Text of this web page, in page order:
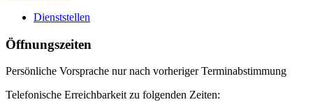
Dienststellen
Öffnungszeiten
Persönliche Vorsprache nur nach vorheriger Terminabstimmung
Telefonische Erreichbarkeit zu folgenden Zeiten: